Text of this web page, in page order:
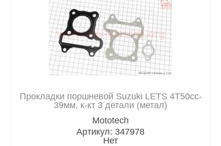
Прокладки поршневой Suzuki LETS 4T50cc-
39мм, к-кт 3 детали (метал)
Mototech
Артикул: 347978
Нет